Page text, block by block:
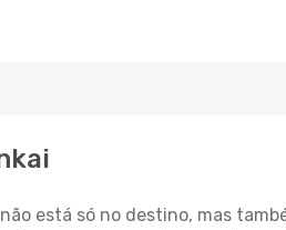
está só no destino, mas